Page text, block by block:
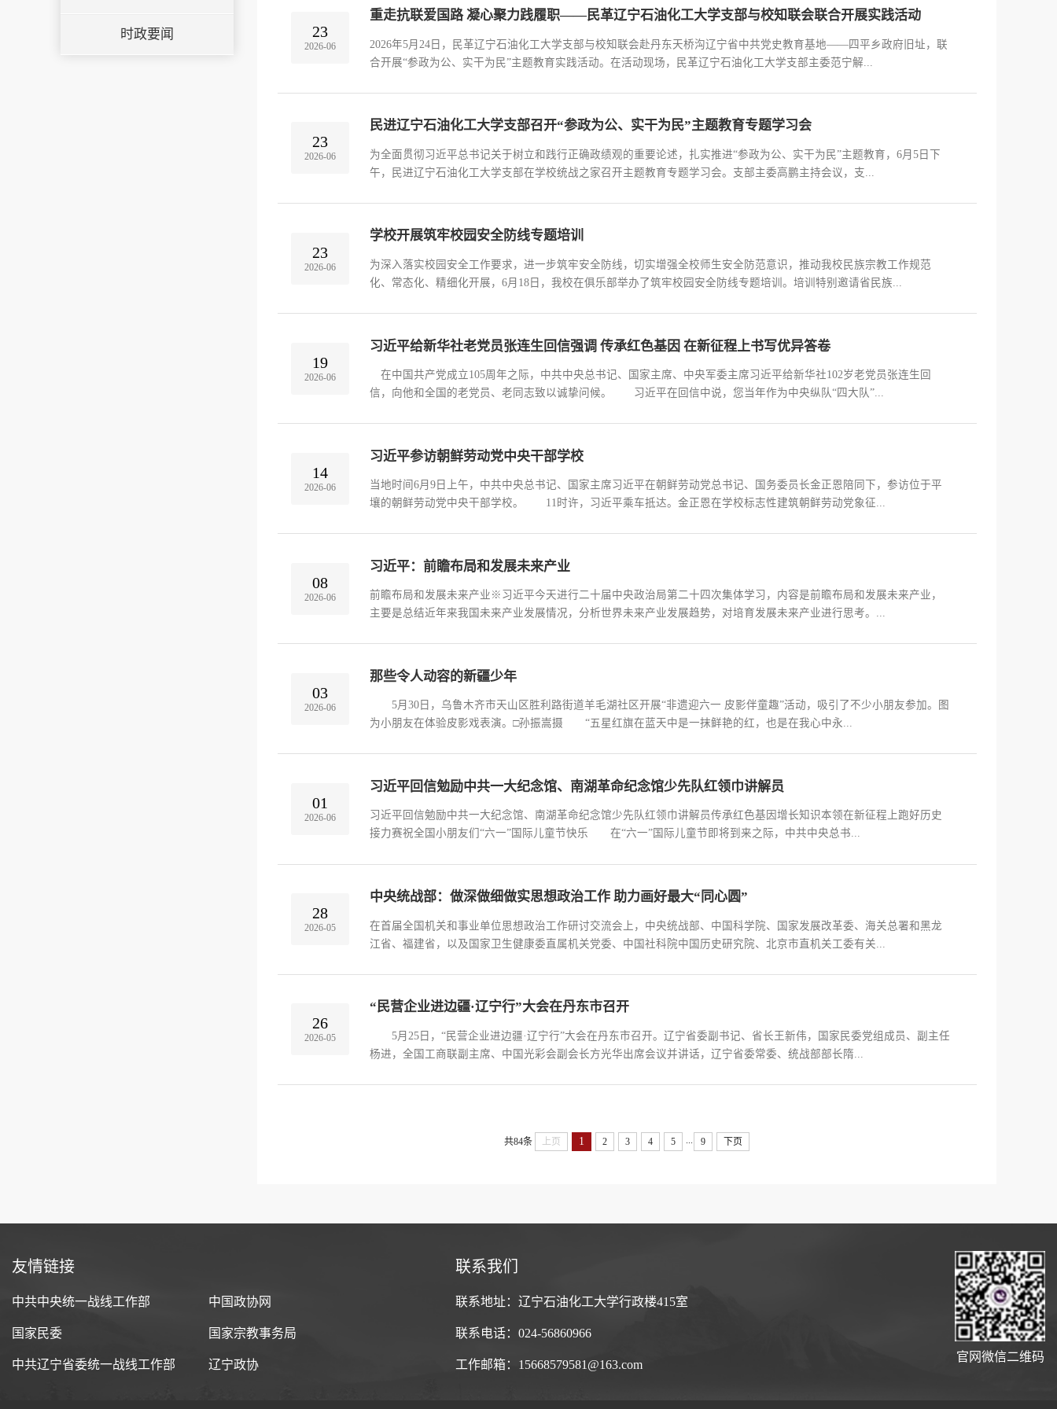
时政要闻 23
2026-06
重走抗联爱国路 凝心聚力践履职——民革辽宁石油化工大学支部与校知联会联合开展实践活动
2026年5月24日，民革辽宁石油化工大学支部与校知联会赴丹东天桥沟辽宁省中共党史教育基地——四平乡政府旧址，联
合开展“参政为公、实干为民”主题教育实践活动。在活动现场，民革辽宁石油化工大学支部主委范宁解...
23
2026-06
民进辽宁石油化工大学支部召开“参政为公、实干为民”主题教育专题学习会
为全面贯彻习近平总书记关于树立和践行正确政绩观的重要论述，扎实推进“参政为公、实干为民”主题教育，6月5日下
午，民进辽宁石油化工大学支部在学校统战之家召开主题教育专题学习会。支部主委高鹏主持会议，支...
23
2026-06
学校开展筑牢校园安全防线专题培训
为深入落实校园安全工作要求，进一步筑牢安全防线，切实增强全校师生安全防范意识，推动我校民族宗教工作规范
化、常态化、精细化开展，6月18日，我校在俱乐部举办了筑牢校园安全防线专题培训。培训特别邀请省民族...
19
2026-06
习近平给新华社老党员张连生回信强调 传承红色基因 在新征程上书写优异答卷
在中国共产党成立105周年之际，中共中央总书记、国家主席、中央军委主席习近平给新华社102岁老党员张连生回
信，向他和全国的老党员、老同志致以诚挚问候。 习近平在回信中说，您当年作为中央纵队“四大队”...
14
2026-06
习近平参访朝鲜劳动党中央干部学校
当地时间6月9日上午，中共中央总书记、国家主席习近平在朝鲜劳动党总书记、国务委员长金正恩陪同下，参访位于平
壤的朝鲜劳动党中央干部学校。 11时许，习近平乘车抵达。金正恩在学校标志性建筑朝鲜劳动党象征...
08
2026-06
习近平：前瞻布局和发展未来产业
前瞻布局和发展未来产业※习近平今天进行二十届中央政治局第二十四次集体学习，内容是前瞻布局和发展未来产业，
主要是总结近年来我国未来产业发展情况，分析世界未来产业发展趋势，对培育发展未来产业进行思考。...
03
2026-06
那些令人动容的新疆少年
5月30日，乌鲁木齐市天山区胜利路街道羊毛湖社区开展“非遗迎六一 皮影伴童趣”活动，吸引了不少小朋友参加。图
为小朋友在体验皮影戏表演。□孙振嵩摄 “五星红旗在蓝天中是一抹鲜艳的红，也是在我心中永...
01
2026-06
习近平回信勉励中共一大纪念馆、南湖革命纪念馆少先队红领巾讲解员
习近平回信勉励中共一大纪念馆、南湖革命纪念馆少先队红领巾讲解员传承红色基因增长知识本领在新征程上跑好历史
接力赛祝全国小朋友们“六一”国际儿童节快乐 在“六一”国际儿童节即将到来之际，中共中央总书...
28
2026-05
中央统战部：做深做细做实思想政治工作 助力画好最大“同心圆”
在首届全国机关和事业单位思想政治工作研讨交流会上，中央统战部、中国科学院、国家发展改革委、海关总署和黑龙
江省、福建省，以及国家卫生健康委直属机关党委、中国社科院中国历史研究院、北京市直机关工委有关...
26
2026-05
“民营企业进边疆·辽宁行”大会在丹东市召开
5月25日，“民营企业进边疆·辽宁行”大会在丹东市召开。辽宁省委副书记、省长王新伟，国家民委党组成员、副主任
杨进，全国工商联副主席、中国光彩会副会长方光华出席会议并讲话，辽宁省委常委、统战部部长隋...
共84条 上页 1 2 3 4 5 ... 9 下页
友情链接
中共中央统一战线工作部 中国政协网
国家民委 国家宗教事务局
中共辽宁省委统一战线工作部 辽宁政协
联系我们
联系地址：辽宁石油化工大学行政楼415室
联系电话：024-56860966
工作邮箱：15668579581@163.com
官网微信二维码